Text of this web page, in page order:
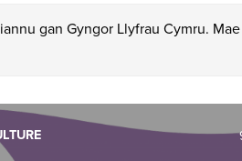
gan Gyngor Llyfrau Cymru.